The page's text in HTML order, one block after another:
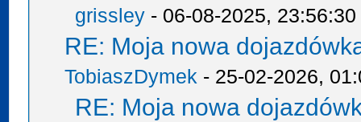
grissley - 06-08-2025, 23:56:30
RE: Moja nowa
TobiaszDymek - 25-02-2026,
RE: Moja nowa